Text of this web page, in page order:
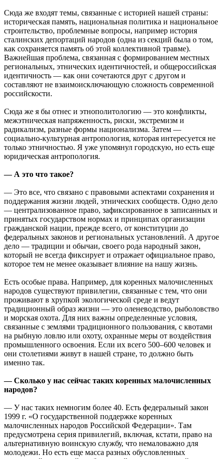
Сюда же входят темы, связанные с историей нашей страны:
историческая память, национальная политика и национальное
строительство, проблемные вопросы, например история
сталинских депортаций народов (одна из секций была о том,
как сохраняется память об этой коллективной травме).
Важнейшая проблема, связанная с формированием местных
региональных, этнических идентичностей, и общероссийская
идентичность — как они сочетаются друг с другом и
составляют не взаимоисключающую сложность современной
российскости.
Сюда же я бы отнес и этнополитологию — это конфликты,
межэтническая напряженность, риски, экстремизм и
радикализм, разные формы национализма. Затем —
социально-культурная антропология, которая интересуется не
только этничностью. Я уже упомянул городскую, но есть еще
юридическая антропология.
— А это что такое?
— Это все, что связано с правовыми аспектами сохранения и
поддержания жизни людей, этнических сообществ. Одно дело
— централизованное право, зафиксированное в записанных и
принятых государством нормах и принципах организации
гражданской нации, прежде всего, от конституции до
федеральных законов и региональных установлений. А другое
дело — традиции и обычаи, своего рода народный закон,
который не всегда фиксирует и отражает официальное право,
которое тем не менее оказывает влияние на нашу жизнь.
Есть особые права. Например, для коренных малочисленных
народов существуют привилегии, связанные с тем, что они
проживают в хрупкой экологической среде и ведут
традиционный образ жизни — это оленеводство, рыболовство
и морская охота. Для них важны определенные условия,
связанные с землями традиционного пользования, с квотами
на рыбную ловлю или охоту, охранные меры от воздействия
промышленного освоения. Если их всего 500–600 человек и
они столетиями живут в нашей стране, то должно быть
именно так.
— Сколько у нас сейчас таких коренных малочисленных
народов?
— У нас таких немногим более 40. Есть федеральный закон
1999 г. «О государственной поддержке коренных
малочисленных народов Российской Федерации». Там
предусмотрена серия привилегий, включая, кстати, право на
альтернативную воинскую службу, что немаловажно для
молодежи. Но есть еще масса разных обусловленных